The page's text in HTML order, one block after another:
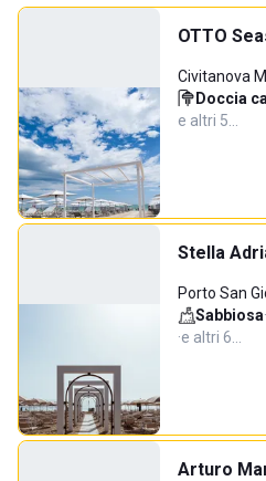
OTTO
Civitanova
Doccia
e altri 5…
Stella
Porto San
Sabbiosa·
·e altri 6…
Arturo